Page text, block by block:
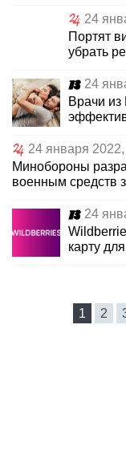
24
Портят
убрать
24
Врачи из
24 января
Минобороны
военным средств
24
карту
1 2